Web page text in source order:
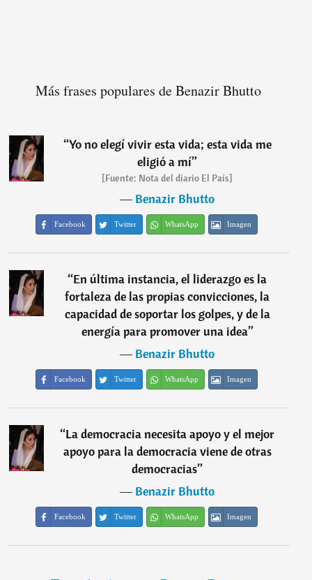
Más frases populares de Benazir Bhutto
“Yo no elegí vivir esta vida; esta vida me
eligió a mí”
[Fuente: Nota del diario El País]
―Benazir Bhutto
Facebook Twitter WhatsApp Imagen
“En última instancia, el liderazgo es la
fortaleza de las propias convicciones, la
capacidad de soportar los golpes, y de la
energía para promover una idea”
―Benazir Bhutto
Facebook Twitter WhatsApp Imagen
“La democracia necesita apoyo y el mejor
apoyo para la democracia viene de otras
democracias”
―Benazir Bhutto
Facebook Twitter WhatsApp Imagen